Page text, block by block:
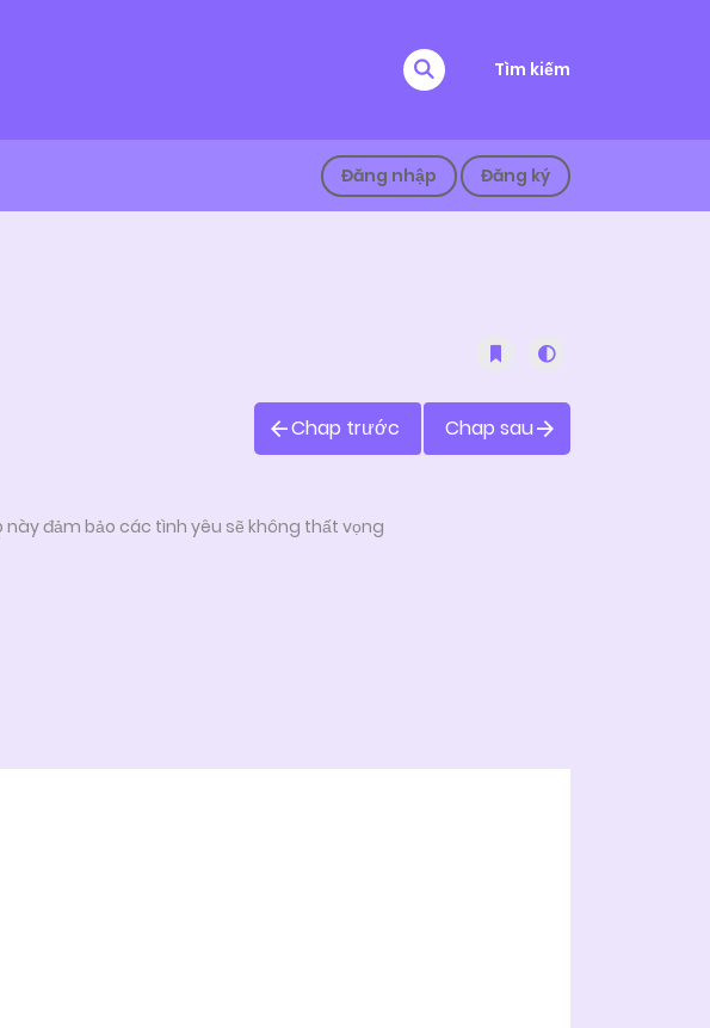
Tìm kiếm
Đăng nhập Đăng ký
Chap trước Chap sau
này đảm bảo các tình yêu sẽ không thất vọng